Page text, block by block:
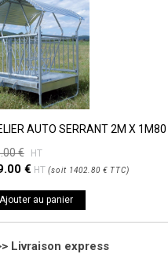
AUTO SERRANT 2M X 1M80
€
HT
€ HT (soit 1402.80 € TTC)
Ajouter au panier
Livraison express